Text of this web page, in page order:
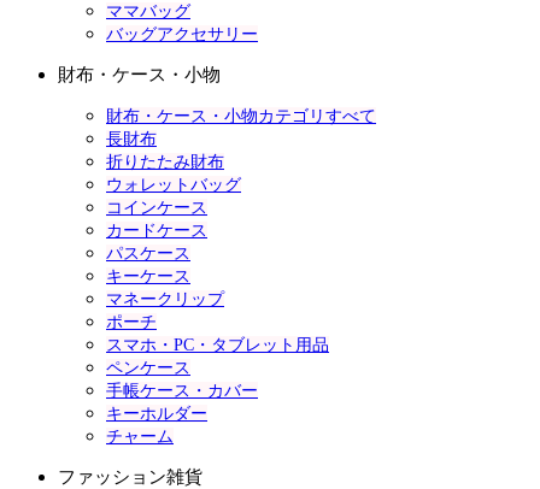
ママバッグ
バッグアクセサリー
財布・ケース・小物
財布・ケース・小物カテゴリすべて
長財布
折りたたみ財布
ウォレットバッグ
コインケース
カードケース
パスケース
キーケース
マネークリップ
ポーチ
スマホ・PC・タブレット用品
ペンケース
手帳ケース・カバー
キーホルダー
チャーム
ファッション雑貨